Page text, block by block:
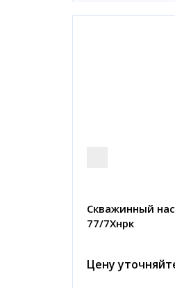
Скважинный
77/7Хнрк
Цену